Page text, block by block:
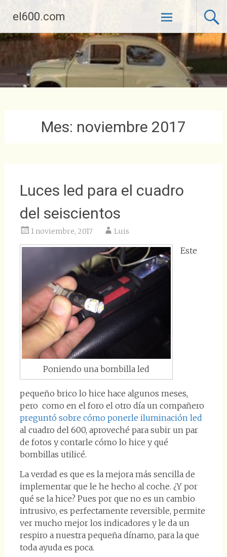
contenido
el600.com
Mes: noviembre 2017
Luces led para el cuadro
del seiscientos
1 noviembre, 2017 Luis
Poniendo una bombilla led
Este
pequeño brico lo hice hace algunos meses,
pero como en el foro el otro día un compañero
preguntó sobre cómo ponerle iluminación led
al cuadro del 600, aproveché para subir un par
de fotos y contarle cómo lo hice y qué
bombillas utilicé.
La verdad es que es la mejora más sencilla de
implementar que le he hecho al coche. ¿Y por
qué se la hice? Pues por que no es un cambio
intrusivo, es perfectamente reversible, permite
ver mucho mejor los indicadores y le da un
respiro a nuestra pequeña dínamo, para la que
toda ayuda es poca.